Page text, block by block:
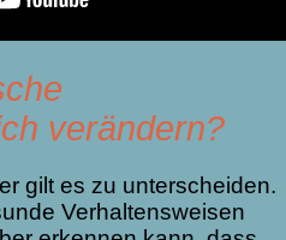
verändern?
gilt es zu unterscheiden.
Verhaltensweisen